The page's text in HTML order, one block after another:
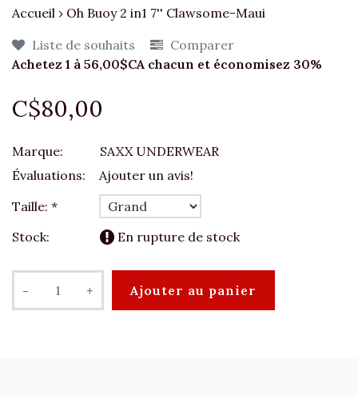
Accueil › Oh Buoy 2 in1 7'' Clawsome-Maui
Liste de souhaits
Comparer
Achetez 1 à 56,00$CA chacun et économisez 30%
C$80,00
Marque:
SAXX UNDERWEAR
Évaluations:
Ajouter un avis!
Taille: *
Stock:
En rupture de stock
- + Ajouter au panier